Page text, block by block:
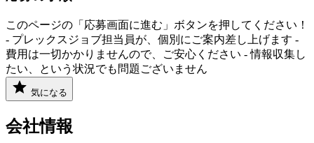
このページの「応募画面に進む」ボタンを押してください！
- プレックスジョブ担当員が、個別にご案内差し上げます -
費用は一切かかりませんので、ご安心ください - 情報収集し
たい、という状況でも問題ございません
気になる
会社情報